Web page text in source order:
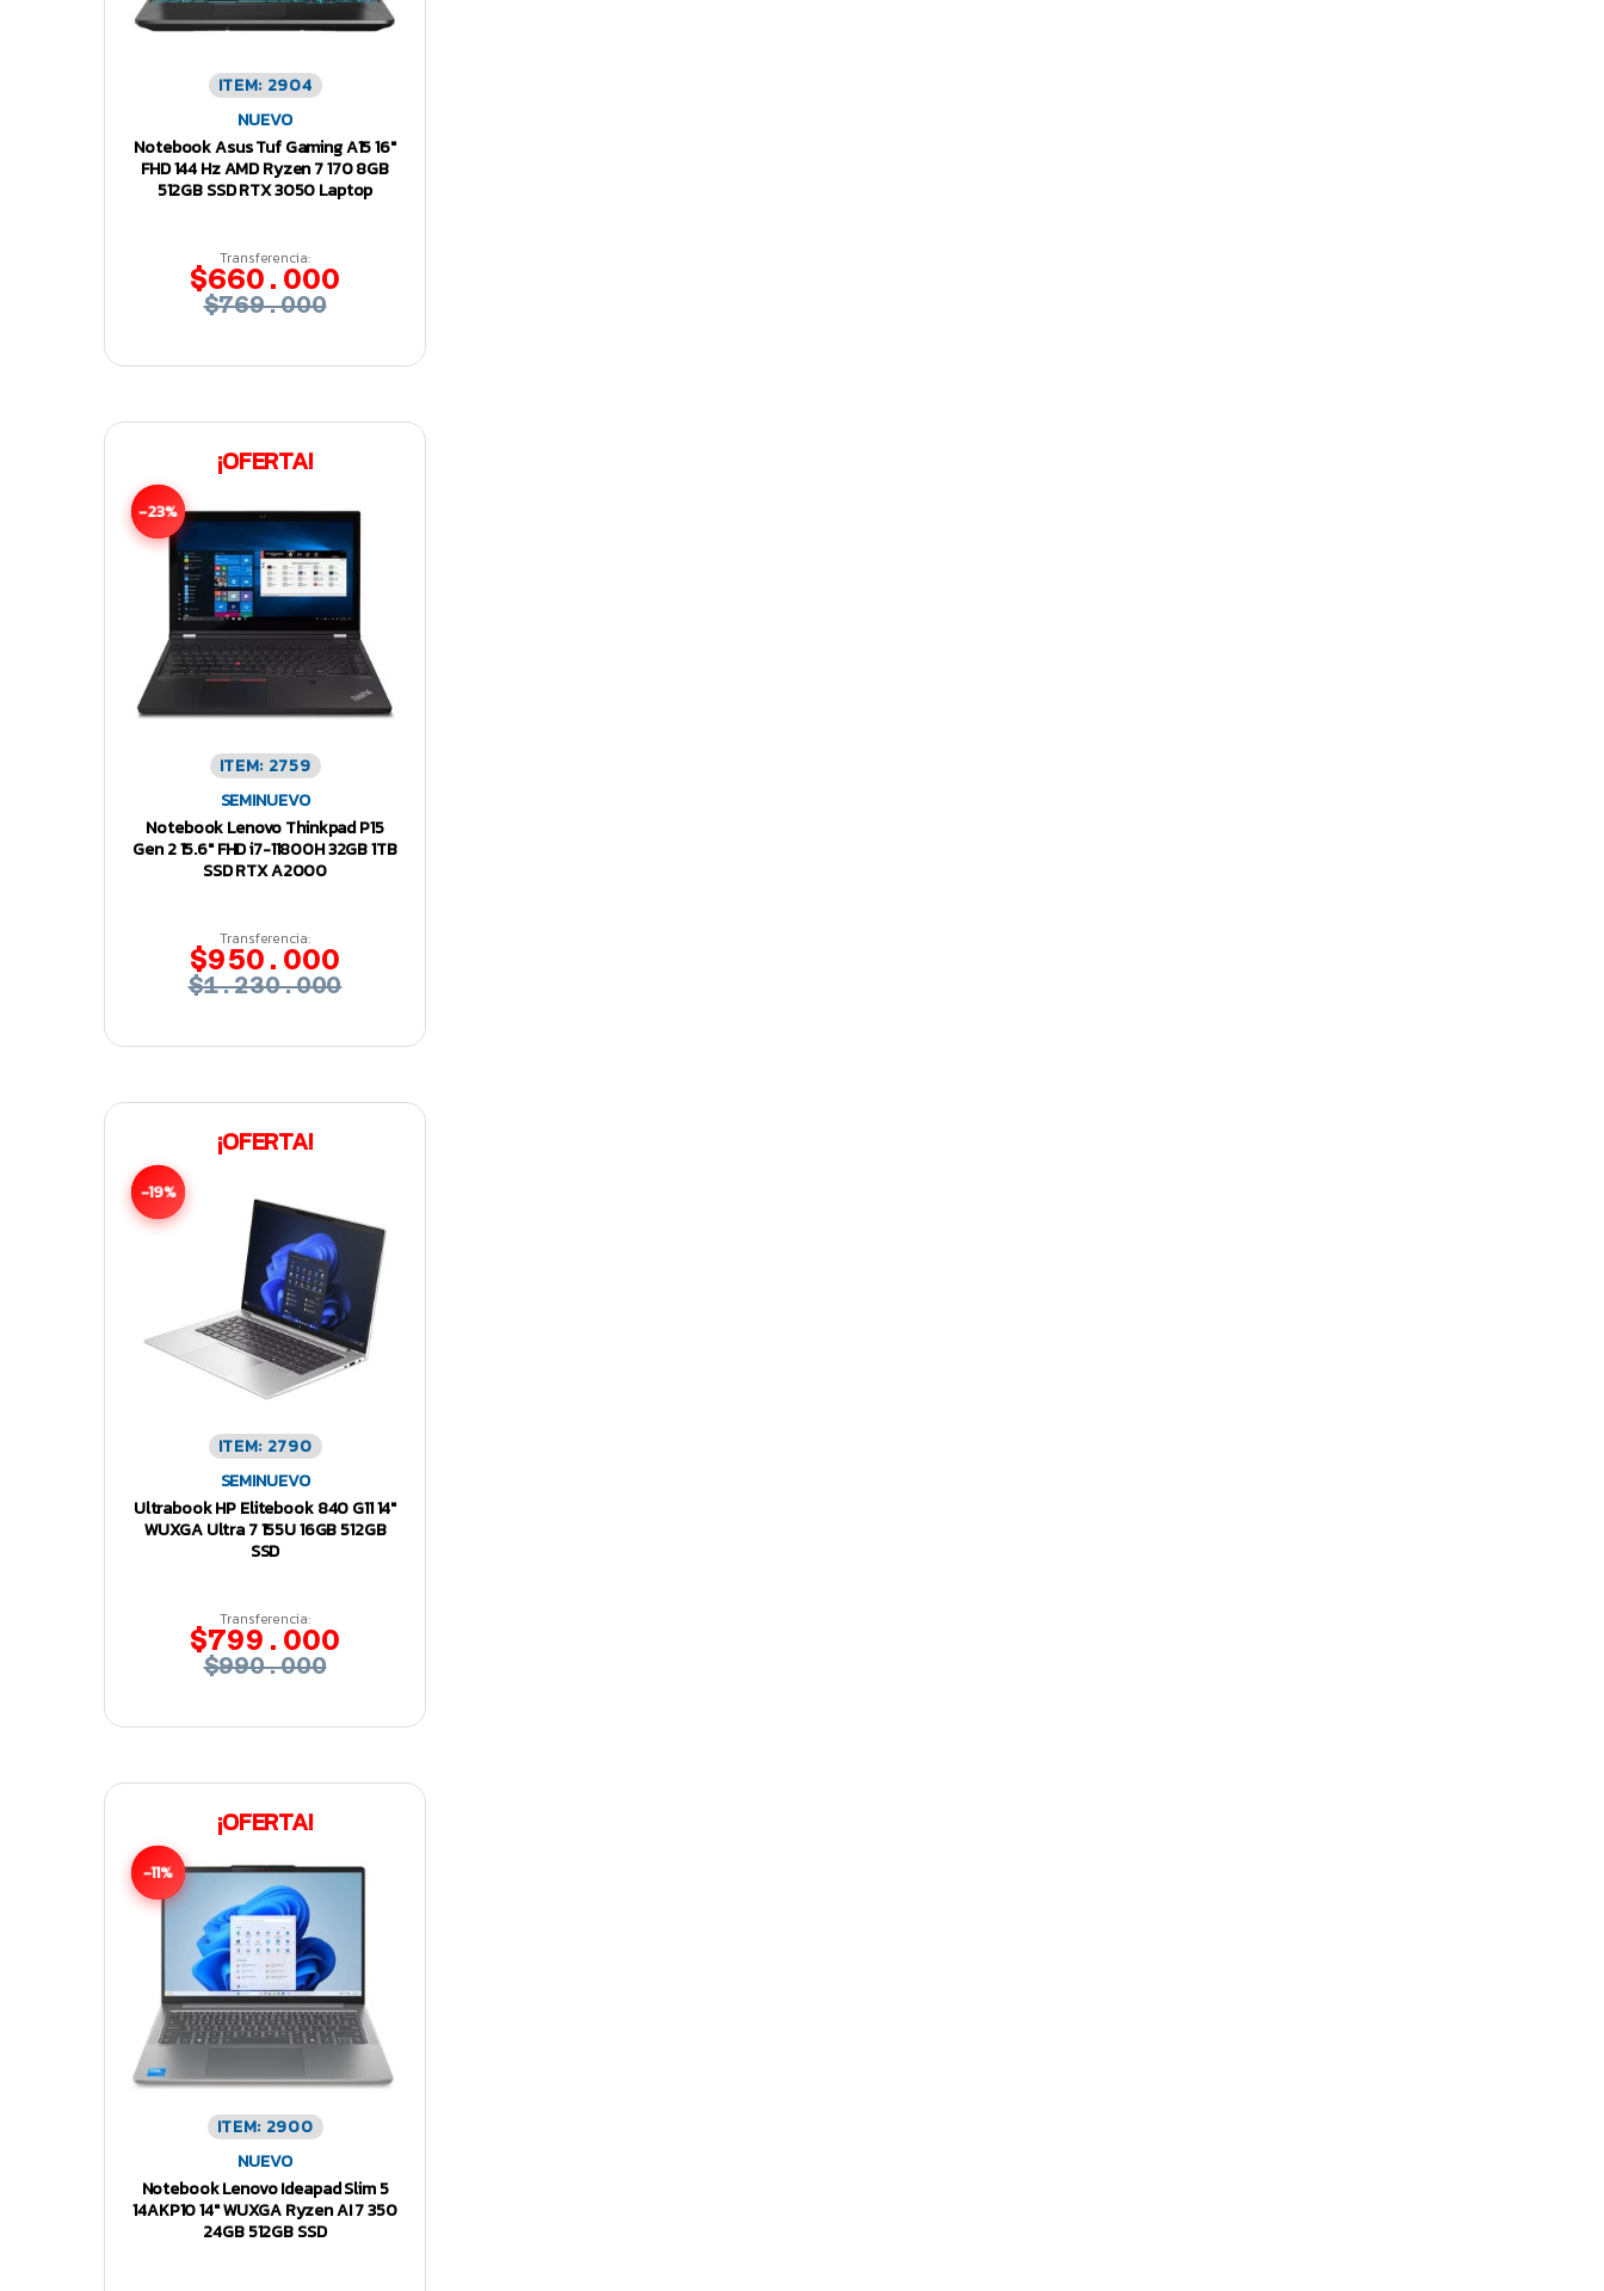
ITEM: 2904
NUEVO
Notebook Asus Tuf Gaming A15 16″
FHD 144 Hz AMD Ryzen 7 170 8GB
512GB SSD RTX 3050 Laptop
Transferencia:
$660.000
$769.000
¡OFERTA!
-23%
ITEM: 2759
SEMINUEVO
Notebook Lenovo Thinkpad P15
Gen 2 15.6″ FHD i7-11800H 32GB 1TB
SSD RTX A2000
Transferencia:
$950.000
$1.230.000
¡OFERTA!
-19%
ITEM: 2790
SEMINUEVO
Ultrabook HP Elitebook 840 G11 14″
WUXGA Ultra 7 155U 16GB 512GB
SSD
Transferencia:
$799.000
$990.000
¡OFERTA!
-11%
ITEM: 2900
NUEVO
Notebook Lenovo Ideapad Slim 5
14AKP10 14″ WUXGA Ryzen AI 7 350
24GB 512GB SSD